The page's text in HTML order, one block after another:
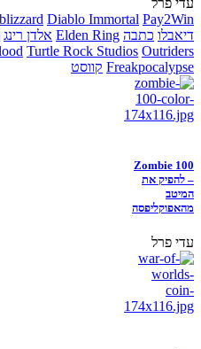
עדי פרל
blizzard Diablo Immortal Pay2Win
דיאבלו כתבה Elden Ring אלדן רינג
Turtle Rock Studios Outriders
Freakpocalypse קווסט
Zombie 100
– להפיק את
המיטב
מהאפוקליפסה
עדי פרל